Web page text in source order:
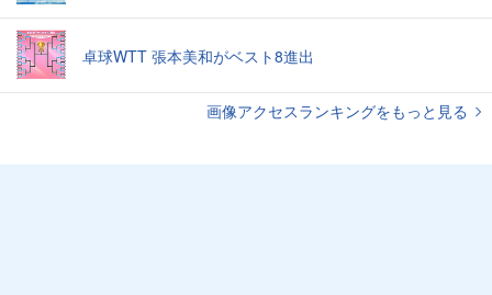
卓球WTT 張本美和がベスト8進出
画像アクセスランキングをもっと見る